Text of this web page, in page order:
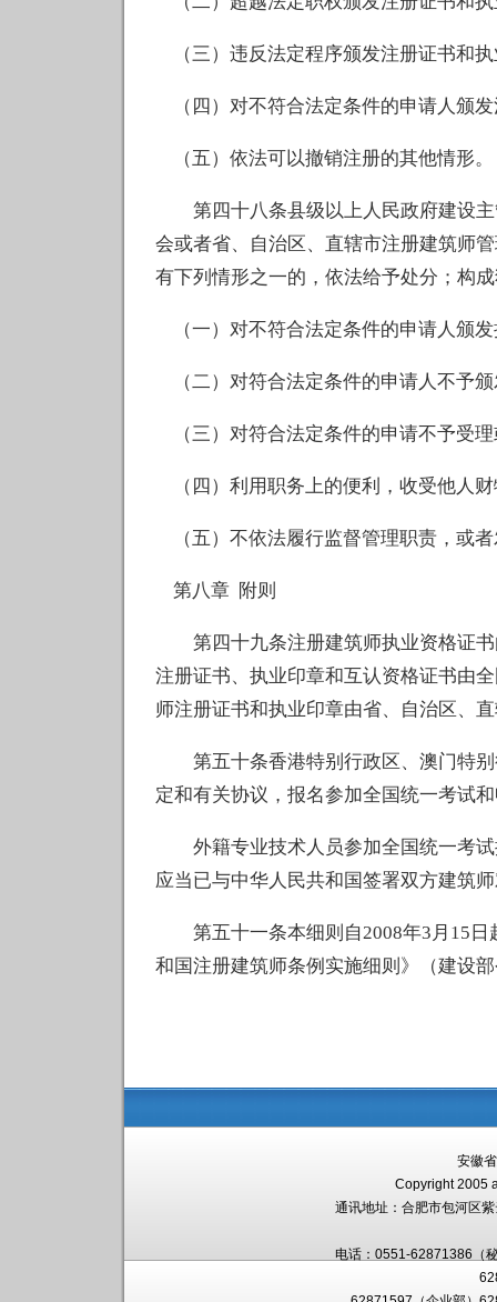
（三）违反法定程序颁发注册证书和
（四）对不符合法定条件的申请人颁
（五）依法可以撤销注册的其他情形。
第四十八条县级以上人民政府建设主
会或者省、自治区、直辖市注册建筑师
有下列情形之一的，依法给予处分；构
（一）对不符合法定条件的申请人颁
（二）对符合法定条件的申请人不予
（三）对符合法定条件的申请不予受
（四）利用职务上的便利，收受他人
（五）不依法履行监督管理职责，或
第八章 附则
第四十九条注册建筑师执业资格证书
注册证书、执业印章和互认资格证书由
师注册证书和执业印章由省、自治区、
第五十条香港特别行政区、澳门特别
定和有关协议，报名参加全国统一考试
外籍专业技术人员参加全国统一考试
应当已与中华人民共和国签署双方建筑
第五十一条本细则自2008年3月15日
和国注册建筑师条例实施细则》（建设
安徽
Copyright 2005
通讯地址： 合肥市包河区
电话：0551-62871386（